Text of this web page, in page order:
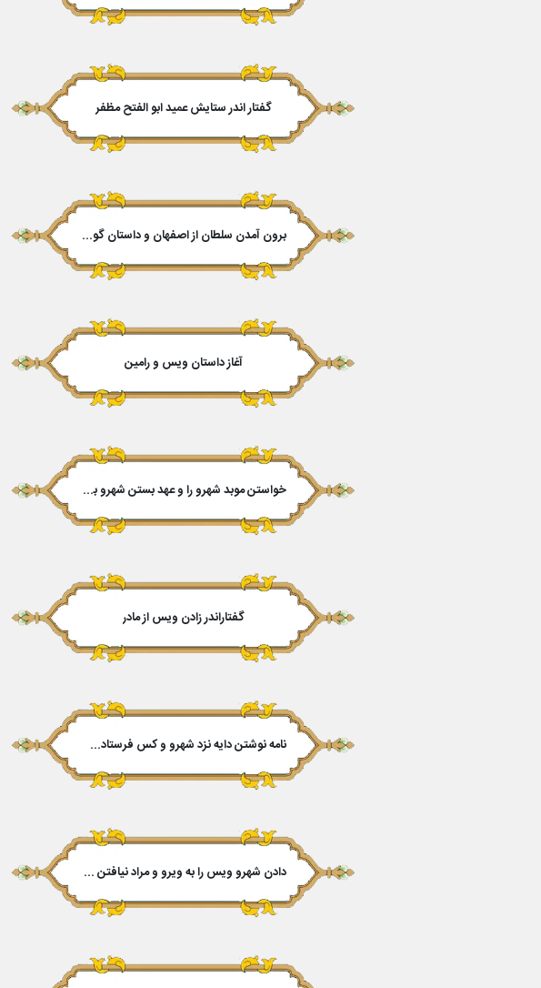
گفتار اندر ستایش عمید ابو الفتح مظفر
برون آمدن سلطان از اصفهان و داستان گویندهء کتاب
آغاز داستان ویس و رامین
خواستن موبد شهرو را و عهد بستن شهرو با موبد
گفتاراندر زادن ویس از مادر
نامه نوشتن دایه نزد شهرو و کس فرستادن شهرو به صلب ویس
دادن شهرو ویس را به ویرو و مراد نیافتن هر دو